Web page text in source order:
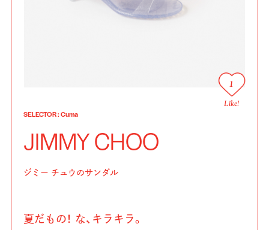
1
Like!
SELECTOR:Cuma
JIMMY CHOO
ジミー チュウのサンダル
夏だもの！ な、キラキラ。